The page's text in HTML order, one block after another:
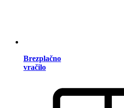
Brezplačno
vračilo